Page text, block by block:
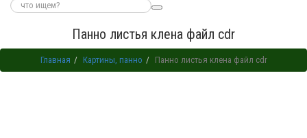
Панно листья клена файл cdr
Главная Картины, панно Панно листья клена файл cdr